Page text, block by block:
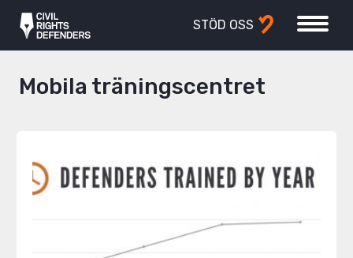
STÖD OSS
Mobila träningscentret